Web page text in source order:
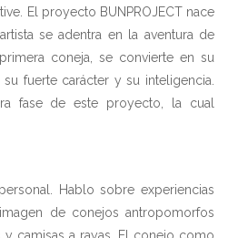
El proyecto BUNPROJECT nace
se adentra en la aventura de
coneja, se convierte en su
fuerte carácter y su inteligencia.
fase de este proyecto, la cual
Hablo sobre experiencias
de conejos antropomorfos
y camisas a rayas. El conejo como